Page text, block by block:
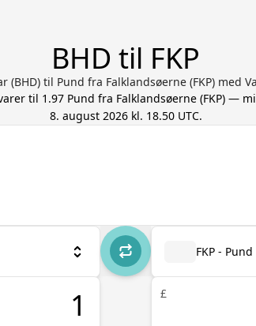
BHD til FKP
(BHD) til Pund fra Falklandsøerne (FKP) med
til 1.97 Pund fra Falklandsøerne(FKP) —
8. august 2026 kl. 18.50 UTC.
FKP -
£